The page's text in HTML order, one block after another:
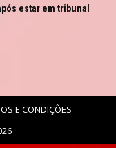
estar em tribunal
E CONDIÇÕES